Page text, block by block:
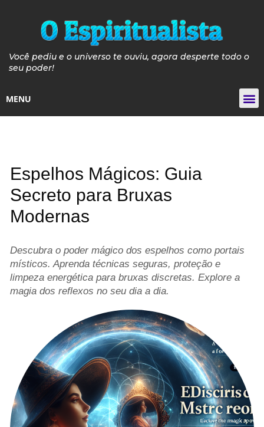
MENU
Você pediu e o universo te ouviu, agora desperte todo o
seu poder!
Espelhos Mágicos: Guia
Secreto para Bruxas
Modernas
Descubra o poder mágico dos espelhos como portais
místicos. Aprenda técnicas seguras, proteção e
limpeza energética para bruxas discretas. Explore a
magia dos reflexos no seu dia a dia.